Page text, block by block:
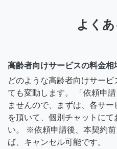
よく
高齢者向けサービスの料金相
どのような高齢者向けサー
ても変動します。 「依頼申
ませんので、まずは、各サー
を頂いて、個別チャットに
い。 ※依頼申請後、本契約
ば、キャンセル可能です。